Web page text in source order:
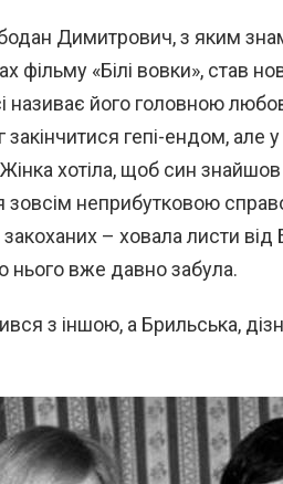
Димитрович, з яким
фільму «Білі вовки», став
називає його головною
закінчитися гепі-ендом, але
хотіла, щоб син знайшов
зовсім неприбутковою
– ховала листи
нього вже давно забула.
з іншою, а Брильська,